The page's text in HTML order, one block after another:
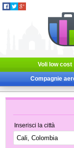
Voli low cost
Compagnie
Inserisci la città